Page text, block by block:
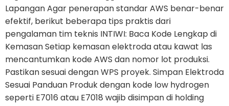
Lapangan Agar penerapan standar AWS benar-benar
efektif, berikut beberapa tips praktis dari
pengalaman tim teknis INTIWI: Baca Kode Lengkap di
Kemasan Setiap kemasan elektroda atau kawat las
mencantumkan kode AWS dan nomor lot produksi.
Pastikan sesuai dengan WPS proyek. Simpan Elektroda
Sesuai Panduan Produk dengan kode low hydrogen
seperti E7016 atau E7018 wajib disimpan di holding